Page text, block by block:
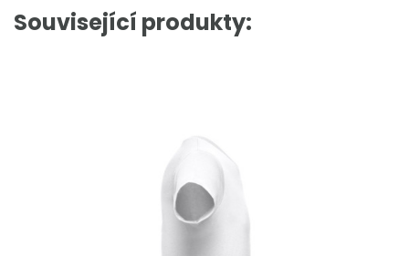
Související produkty: